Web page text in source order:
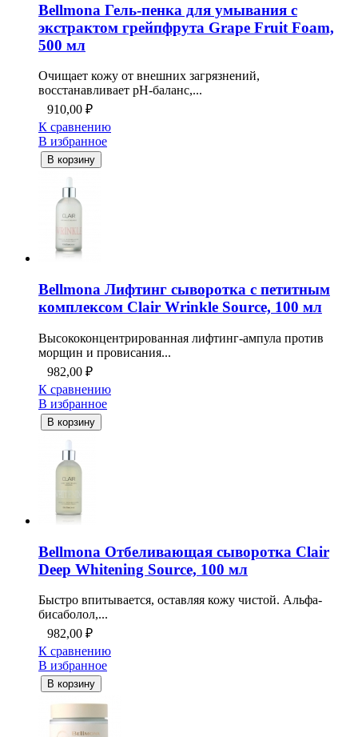
Bellmona Гель-пенка для умывания с
экстрактом грейпфрута Grape Fruit Foam,
500 мл
Очищает кожу от внешних загрязнений,
восстанавливает pH-баланс,...
910,00 ₽
К сравнению
В избранное
В корзину
Bellmona Лифтинг сыворотка с петитным
комплексом Clair Wrinkle Source, 100 мл
Высококонцентрированная лифтинг-ампула против
морщин и провисания...
982,00 ₽
К сравнению
В избранное
В корзину
Bellmona Отбеливающая сыворотка Clair
Deep Whitening Source, 100 мл
Быстро впитывается, оставляя кожу чистой. Альфа-
бисаболол,...
982,00 ₽
К сравнению
В избранное
В корзину